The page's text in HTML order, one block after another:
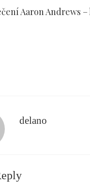
Aaron Andrews
delano